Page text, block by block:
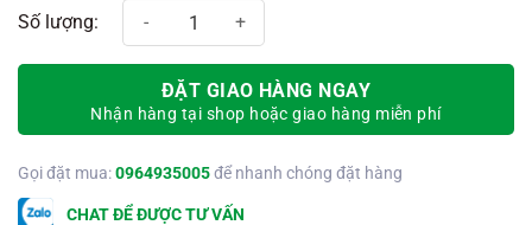
Bó hoa sáp Tulip 19 số lượng
ĐẶT GIAO HÀNG NGAY
Nhận hàng tại shop hoặc giao hàng miễn phí
Gọi đặt mua:0964935005để nhanh chóng đặt hàng
CHAT ĐỂ ĐƯỢC TƯ VẤN